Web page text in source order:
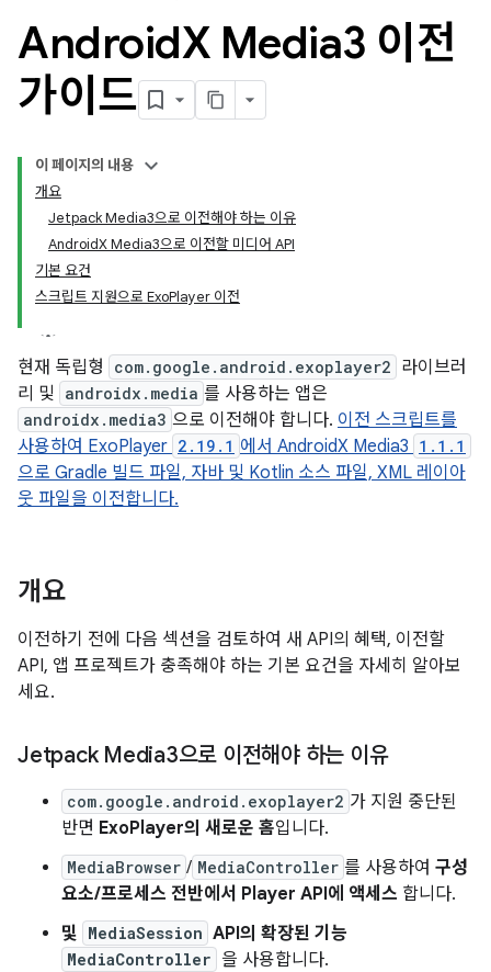
AndroidX Media3 이전
가이드
이 페이지의 내용
개요
Jetpack Media3으로 이전해야 하는 이유
AndroidX Media3으로 이전할 미디어 API
기본 요건
스크립트 지원으로 ExoPlayer 이전
현재 독립형 com.google.android.exoplayer2 라이브러
리 및 androidx.media 를 사용하는 앱은
androidx.media3 으로 이전해야 합니다. 이전 스크립트를
사용하여 ExoPlayer 2.19.1 에서 AndroidX Media3 1.1.1
으로 Gradle 빌드 파일, 자바 및 Kotlin 소스 파일, XML 레이아
웃 파일을 이전합니다.
개요
이전하기 전에 다음 섹션을 검토하여 새 API의 혜택, 이전할
API, 앱 프로젝트가 충족해야 하는 기본 요건을 자세히 알아보
세요.
Jetpack Media3으로 이전해야 하는 이유
com.google.android.exoplayer2 가 지원 중단된
반면 ExoPlayer의 새로운 홈입니다.
MediaBrowser / MediaController 를 사용하여 구성
요소/프로세스 전반에서 Player API에 액세스 합니다.
및 MediaSession API의 확장된 기능
MediaController 을 사용합니다.